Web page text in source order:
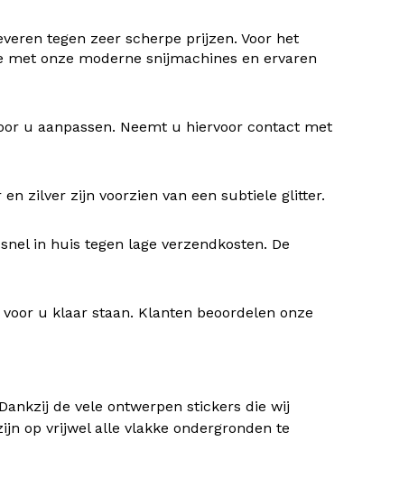
tegen zeer scherpe prijzen. Voor het
onze moderne snijmachines en ervaren
u aanpassen. Neemt u hiervoor contact met
zilver zijn voorzien van een subtiele glitter.
in huis tegen lage verzendkosten. De
u klaar staan. Klanten beoordelen onze
de vele ontwerpen stickers die wij
op vrijwel alle vlakke ondergronden te